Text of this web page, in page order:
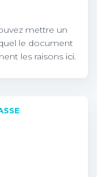
mettre un
le document
les raisons ici.